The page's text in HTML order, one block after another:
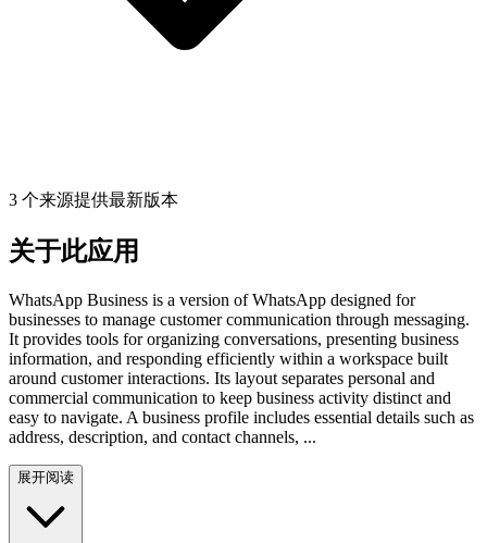
3 个来源提供最新版本
关于此应用
WhatsApp Business is a version of WhatsApp designed for
businesses to manage customer communication through messaging.
It provides tools for organizing conversations, presenting business
information, and responding efficiently within a workspace built
around customer interactions. Its layout separates personal and
commercial communication to keep business activity distinct and
easy to navigate. A business profile includes essential details such as
address, description, and contact channels, ...
展开阅读